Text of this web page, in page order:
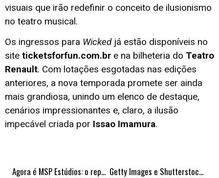
visuais que irão redefinir o conceito de ilusionismo
no teatro musical.
Os ingressos para Wickedjá estão disponíveis no
site ticketsforfun.com.br e na bilheteria do Teatro
Renault. Com lotações esgotadas nas edições
anteriores, a nova temporada promete ser ainda
mais grandiosa, unindo um elenco de destaque,
cenários impressionantes e, claro, a ilusão
impecável criada por Issao Imamura.
Agora é MSP Estúdios: o reposicionamento da Maurício de Sousa Produções Getty Images e Shutterstock anunciam fusão para enfrentar IA